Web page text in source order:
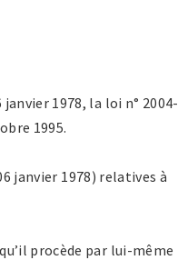
1978, la loi n° 2004-
1995.
janvier 1978) relatives à
procède par lui-même